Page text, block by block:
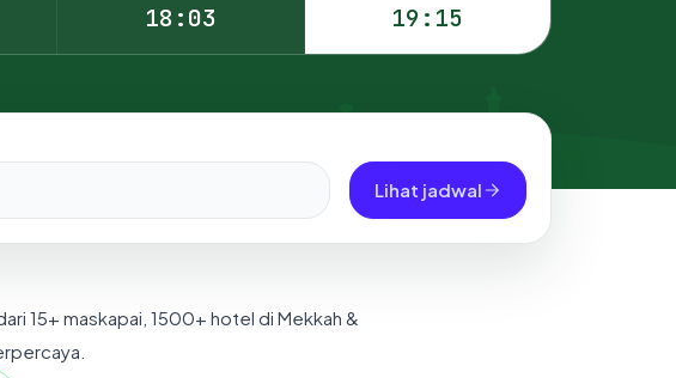
18:03 19:15
Lihat jadwal
15+ maskapai, 1500+ hotel di Mekkah &